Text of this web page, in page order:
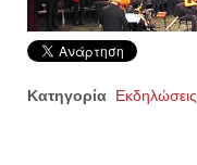
Κατηγορία Εκδηλώσεις